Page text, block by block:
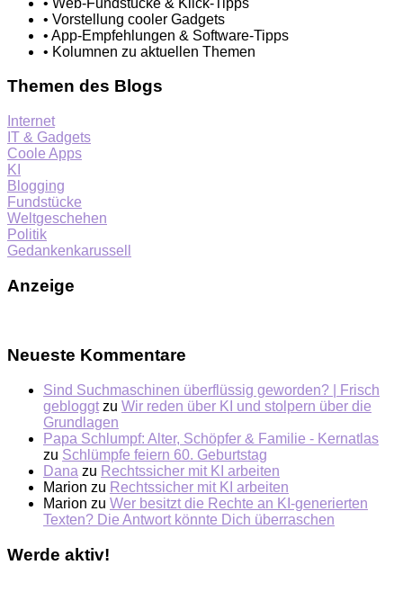
• Vorstellung cooler Gadgets
• App-Empfehlungen & Software-Tipps
• Kolumnen zu aktuellen Themen
Themen des Blogs
Internet
IT & Gadgets
Coole Apps
KI
Blogging
Fundstücke
Weltgeschehen
Politik
Gedankenkarussell
Anzeige
Neueste Kommentare
Sind Suchmaschinen überflüssig geworden? | Frisch
gebloggt zu Wir reden über KI und stolpern über die
Grundlagen
Papa Schlumpf: Alter, Schöpfer & Familie - Kernatlas
zu Schlümpfe feiern 60. Geburtstag
Dana zu Rechtssicher mit KI arbeiten
Marion zu Rechtssicher mit KI arbeiten
Marion zu Wer besitzt die Rechte an KI-generierten
Texten? Die Antwort könnte Dich überraschen
Werde aktiv!